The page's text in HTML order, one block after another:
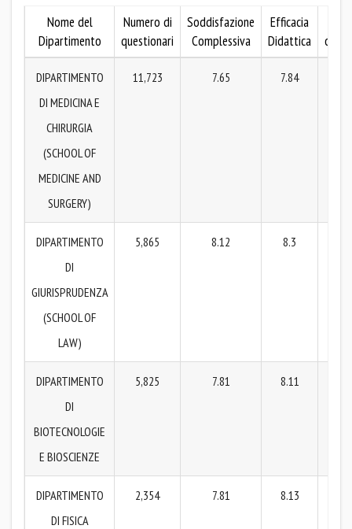
Nome del
Dipartimento
Numero di
questionari
Soddisfazione
Complessiva
Efficacia
Didattica
DIPARTIMENTO
DI MEDICINA E
CHIRURGIA
(SCHOOL OF
MEDICINE AND
SURGERY)
11,723 7.65 7.84
DIPARTIMENTO
DI
GIURISPRUDENZA
(SCHOOL OF
LAW)
5,865 8.12 8.3
DIPARTIMENTO
DI
BIOTECNOLOGIE
E BIOSCIENZE
5,825 7.81 8.11
DIPARTIMENTO
DI FISICA
2,354 7.81 8.13